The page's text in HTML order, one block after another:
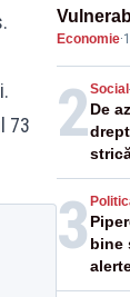
73
pune în
Economie·
2Social
De
3 bine